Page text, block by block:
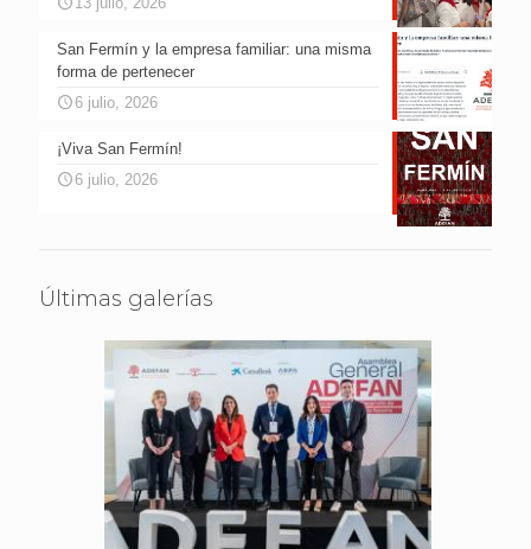
San Fermín y la empresa familiar: una misma
forma de pertenecer
6 julio, 2026
¡Viva San Fermín!
6 julio, 2026
Últimas galerías